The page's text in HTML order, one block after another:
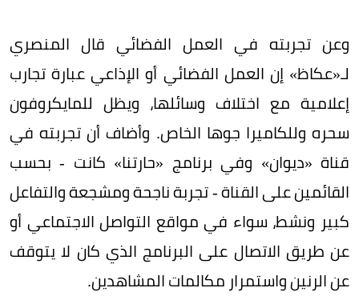
وعن تجربته في العمل الفضائي قال المنصري
لـ«عكاظ» إن العمل الفضائي أو الإذاعي عبارة تجارب
إعلامية مع اختلاف وسائلها، ويظل للمايكروفون
سحره وللكاميرا جوها الخاص. وأضاف أن تجربته في
قناة «ديوان» وفي برنامج «حارتنا» كانت - بحسب
القائمين على القناة - تجربة ناجحة ومشجعة والتفاعل
كبير ونشط، سواء في مواقع التواصل الاجتماعي أو
عن طريق الاتصال على البرنامج الذي كان لا يتوقف
عن الرنين واستمرار مكالمات المشاهدين.